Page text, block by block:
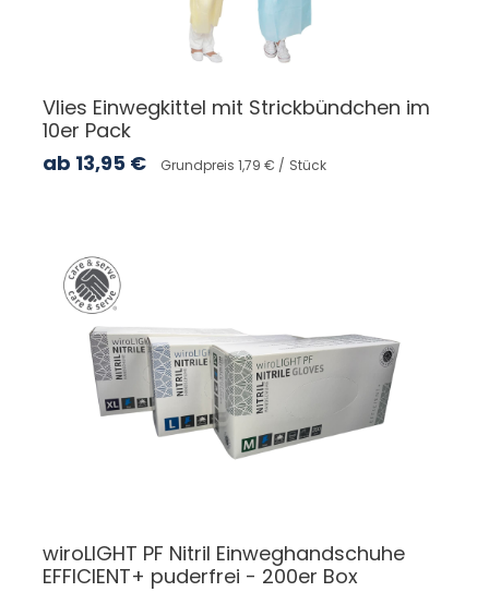
Vlies Einwegkittel mit Strickbündchen im
10er Pack
ab 13,95 € Grundpreis 1,79 € / Stück
wiroLIGHT PF Nitril Einweghandschuhe
EFFICIENT+ puderfrei - 200er Box